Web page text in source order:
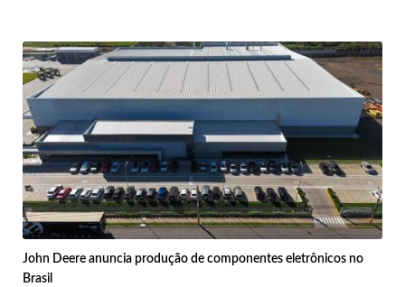
John Deere anuncia produção de componentes eletrônicos no
Brasil